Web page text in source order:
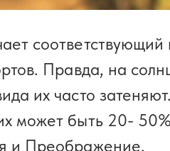
Правда, на
их часто
может быть 20-
и Преображение.